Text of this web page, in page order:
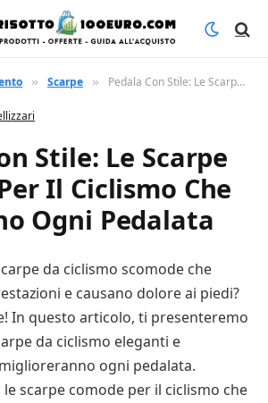
» Scarpe » Pedala Con Stile: Le Scarpe Comode Per Il Ciclismo Che Migliorano Ogni Pedalata
Stile: Le Scarpe
Il Ciclismo Che
Ogni Pedalata
da ciclismo scomode che
e causano dolore ai piedi?
In questo articolo, ti presenteremo
da ciclismo eleganti e
ogni pedalata.
le scarpe comode per il ciclismo che